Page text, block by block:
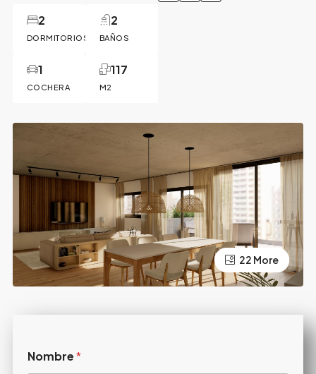
DORMITORIOS
2
BAÑOS
2
COCHERA
1
M2
117
18 More
22 More
Nombre*